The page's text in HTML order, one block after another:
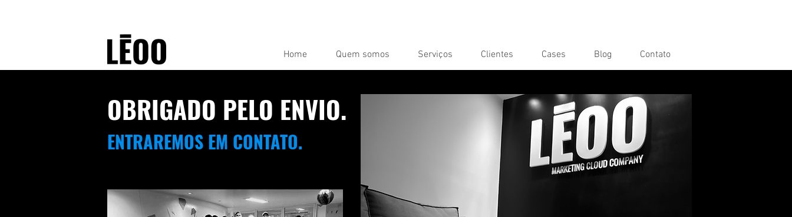
Home Quem somos Serviços Clientes Cases Blog Contato
OBRIGADO PELO ENVIO.
ENTRAREMOS EM CONTATO.